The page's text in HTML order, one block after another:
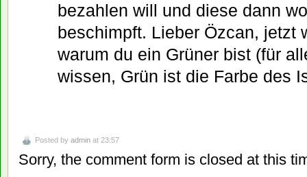
bezahlen will und diese dann
beschimpft. Lieber Özcan, jetzt
warum du ein Grüner bist (für
wissen, Grün ist die Farbe des
Posted by admin at 23:57
Sorry, the comment form is closed at this